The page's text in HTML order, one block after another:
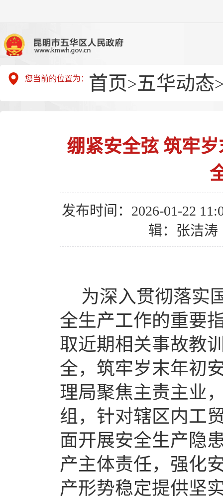
您当前的位置为： 首页>五华动态
绷紧安全弦 筑牢
发布时间：2026-01-22
辑：张洁涛
为深入贯彻落实
全生产工作的重要
取近期相关事故教
全， 筑牢岁末年初
理局聚焦主责主业
组 ， 针对辖区内工
面开展安全生产隐
产主体责任，强化
产形势稳定提供坚